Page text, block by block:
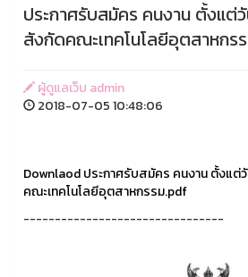
ประกาศรับสมัคร คนงาน ตั้งแต่
สังกัดคณะเทคโนโลยีอุตสาหกร
ผู้ดูแลเว็บ admin
2018-07-05 10:48:06
Downlaod ประกาศรับสมัคร คนงาน ตั้งแต่
คณะเทคโนโลยีอุตสาหกรรม.pdf
--------------------------------